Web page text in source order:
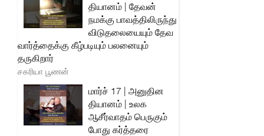
தியானம் | தேவன்
நமக்கு பாவத்திலிருந்து
விடுதலையையும் தேவ
வார்த்தைக்கு கீழ்படியும் பலனையும்
தருகிறார்
சகரியா பூணன்
மார்ச் 17 | அனுதின
தியானம் | உலக
ஆசீர்வாதம் பெருகும்
போது கர்த்தரை